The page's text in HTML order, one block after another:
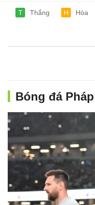
T Thắng H Hòa
Bóng đá Pháp